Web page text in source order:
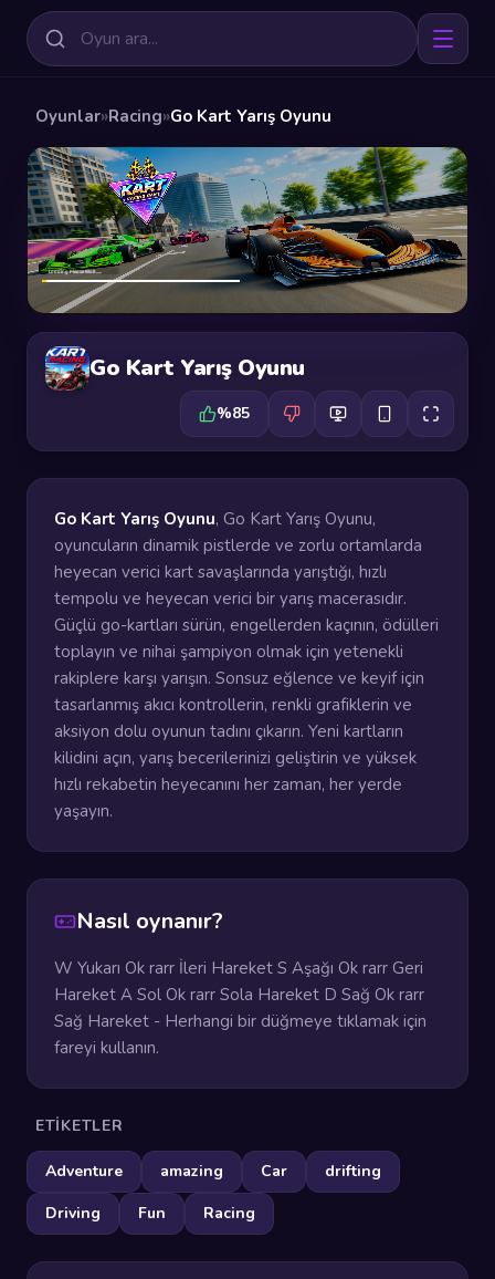
Oyunlar»Racing»Go Kart Yarış Oyunu
Go Kart Yarış Oyunu
%85
Go Kart Yarış Oyunu, Go Kart Yarış Oyunu,
oyuncuların dinamik pistlerde ve zorlu ortamlarda
heyecan verici kart savaşlarında yarıştığı, hızlı
tempolu ve heyecan verici bir yarış macerasıdır.
Güçlü go-kartları sürün, engellerden kaçının, ödülleri
toplayın ve nihai şampiyon olmak için yetenekli
rakiplere karşı yarışın. Sonsuz eğlence ve keyif için
tasarlanmış akıcı kontrollerin, renkli grafiklerin ve
aksiyon dolu oyunun tadını çıkarın. Yeni kartların
kilidini açın, yarış becerilerinizi geliştirin ve yüksek
hızlı rekabetin heyecanını her zaman, her yerde
yaşayın.
Nasıl oynanır?
W Yukarı Ok rarr İleri Hareket S Aşağı Ok rarr Geri
Hareket A Sol Ok rarr Sola Hareket D Sağ Ok rarr
Sağ Hareket - Herhangi bir düğmeye tıklamak için
fareyi kullanın.
ETIKETLER
Adventure amazing Car
drifting
Driving
Fun Racing